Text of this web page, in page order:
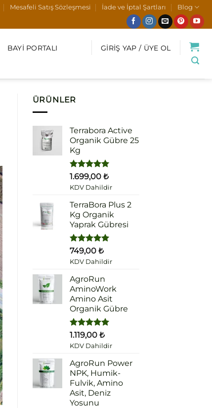
Mesafeli Satış Sözleşmesi İade ve İptal Şartları Blog
BAYI PORTALI
GIRIŞ YAP / ÜYE OL
ÜRÜNLER
Terrabora Active
Organik Gübre 25
Kg
5 üzerinden
5.00
oy
aldı
1.699,00 ₺
KDV Dahildir
TerraBora Plus 2
Kg Organik
Yaprak Gübresi
5 üzerinden
5.00
oy
aldı
749,00 ₺
KDV Dahildir
AgroRun
AminoWork
Amino Asit
Organik Gübre
5 üzerinden
5.00
oy
aldı
1.119,00 ₺
KDV Dahildir
AgroRun Power
NPK, Humik-
Fulvik, Amino
Asit, Deniz
Yosunu